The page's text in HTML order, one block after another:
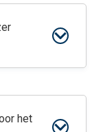
het